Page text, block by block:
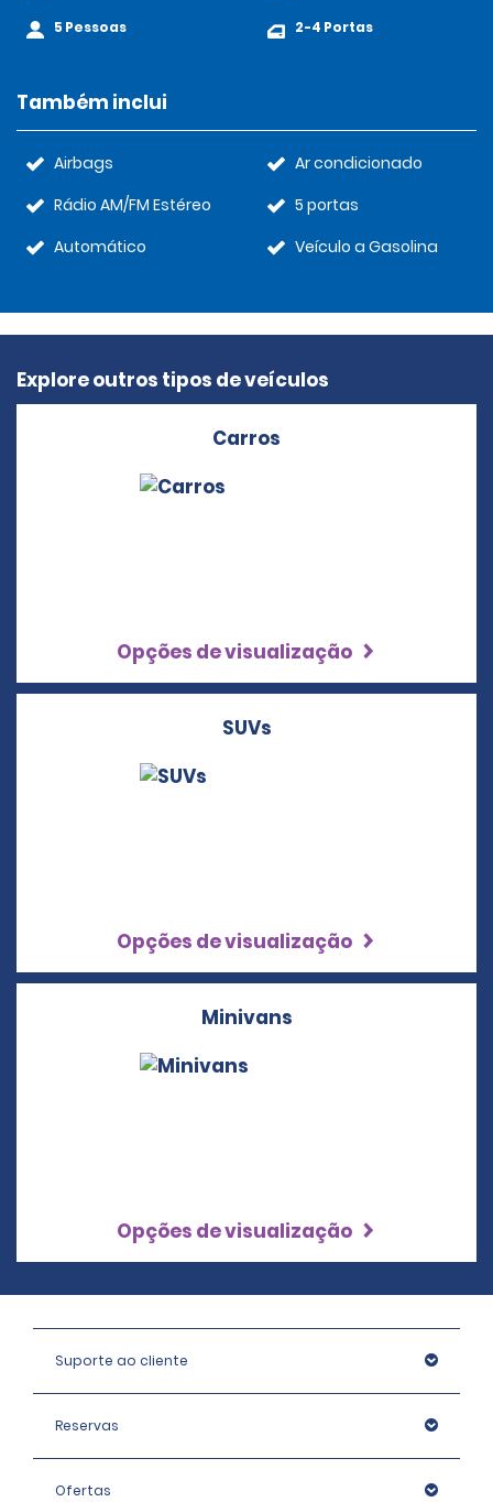
5 Pessoas 2-4 Portas
Também inclui
Airbags
Rádio AM/FM Estéreo
Automático
Ar condicionado
5 portas
Veículo a Gasolina
Explore outros tipos de veículos
Carros
Opções de visualização
SUVs
Opções de visualização
Minivans
Opções de visualização
Suporte ao cliente
Reservas
Ofertas